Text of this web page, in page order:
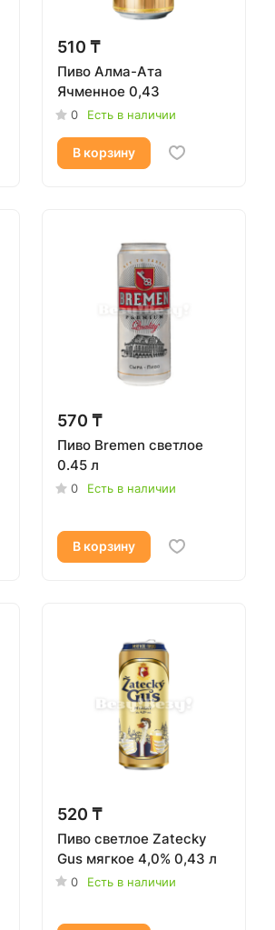
510 ₸
Пиво Алма-Ата
Ячменное 0,43
0 Есть в наличии
В корзину
570 ₸
Пиво Bremen светлое
0.45 л
0 Есть в наличии
В корзину
520 ₸
Пиво светлое Zatecky
Gus мягкое 4,0% 0,43 л
0 Есть в наличии